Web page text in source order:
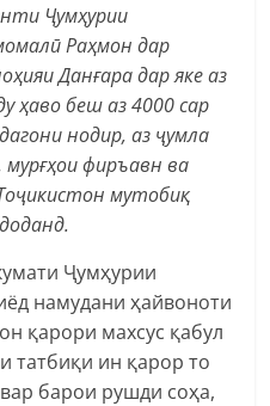
Ҷумҳурии
Раҳмон дар
Данғара дар яке аз
ҳаво беш аз 4000 сар
нодир, аз ҷумла
фиръавн ва
мутобиқ
Ҷумҳурии
намудани ҳайвоноти
қарори махсус қабул
татбиқи ин қарор то
барои рушди соҳа,